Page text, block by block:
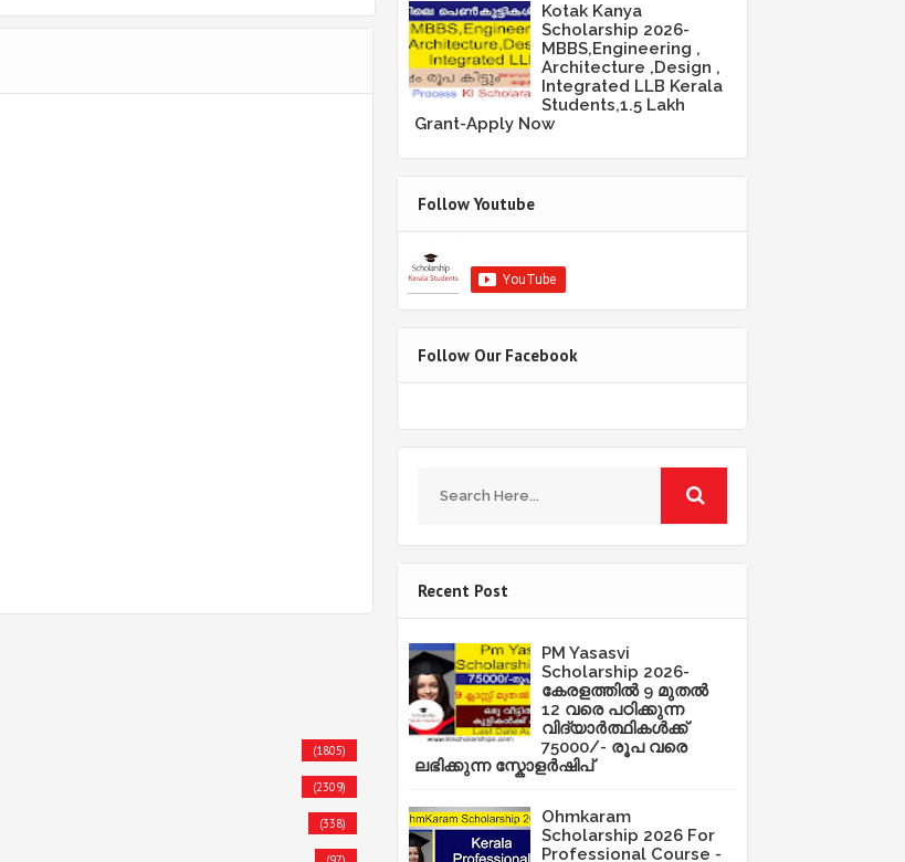
(1805)
(2309)
(338)
Kotak Kanya
Scholarship 2026-
MBBS,Engineering ,
Architecture ,Design ,
Integrated LLB Kerala
Students,1.5 Lakh
Grant-Apply Now
Follow Youtube
Follow Our Facebook
Recent Post
PM Yasasvi
Scholarship 2026-
കേരളത്തിൽ 9 മുതൽ
12 വരെ പഠിക്കുന്ന
വിദ്യാർത്ഥികൾക്ക്
75000/- രൂപ വരെ
ലഭിക്കുന്ന സ്കോളർഷിപ്
Ohmkaram
Scholarship 2026 For
Professional Course -